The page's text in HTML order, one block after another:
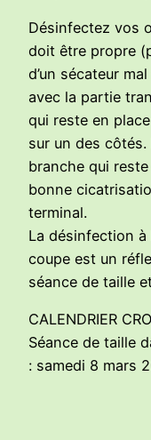
Désinfectez vos
doit être propre
d’un sécateur
avec la partie
qui reste en
sur un des
branche qui
bonne
terminal.
La désinfection à
coupe est un
séance de taille
CALENDRIER
Séance de taille
: samedi 8 mars